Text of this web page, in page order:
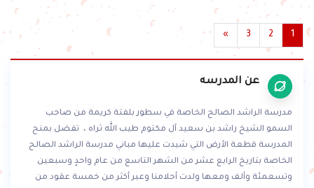
1
2
3
»
عن المدرسه
مدرسة الراشد الصالح الخاصة في سطور بلفتة كريمة من صاحب
السمو الشيخ راشد بن سعيد آل مكتوم طيب الله ثراه ، تفضل بمنح
المدرسة قطعة الأرض التي شيدت عليها مباني مدرسة الراشد الصالح
الخاصة بتاريخ الرابع عشر من الشهر التاسع من عام واحدٍ وسبعين
وتسعمئة وألف ومعها ولدت أحلامنا وعبر أكثر من خمسة عقود من